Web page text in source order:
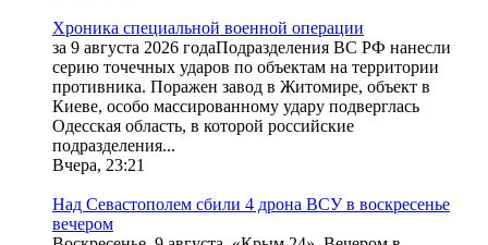
Хроника специальной военной операции
за 9 августа 2026 годаПодразделения ВС РФ нанесли
серию точечных ударов по объектам на территории
противника. Поражен завод в Житомире, объект в
Киеве, особо массированному удару подверглась
Одесская область, в которой российские
подразделения...
Вчера, 23:21
Над Севастополем сбили 4 дрона ВСУ в воскресенье
вечером